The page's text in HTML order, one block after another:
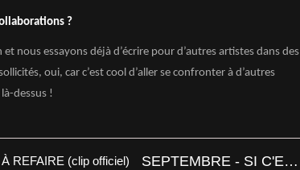
?
nous essayons déjà d’écrire pour d’autres artistes dans des
oui, car c’est cool d’aller se confronter à d’autres
dessus !
SEPTEMBRE - SI C'ETAIT À REFAIRE (clip officiel)